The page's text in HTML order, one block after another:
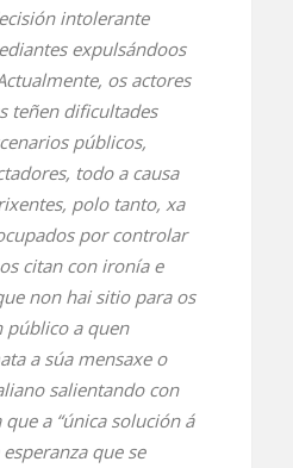
intolerante
expulsándoos
os actores
teñen dificultades
públicos,
todo a causa
polo tanto, xa
por controlar
citan con ironía e
non hai sitio para os
público a quen
a súa mensaxe o
salientando con
a “única solución á
que se